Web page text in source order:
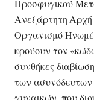
Προσφυγικού-
Ανεξάρτητη Αρχή
Οργανισμό
κρούουν τον
συνθήκες
των